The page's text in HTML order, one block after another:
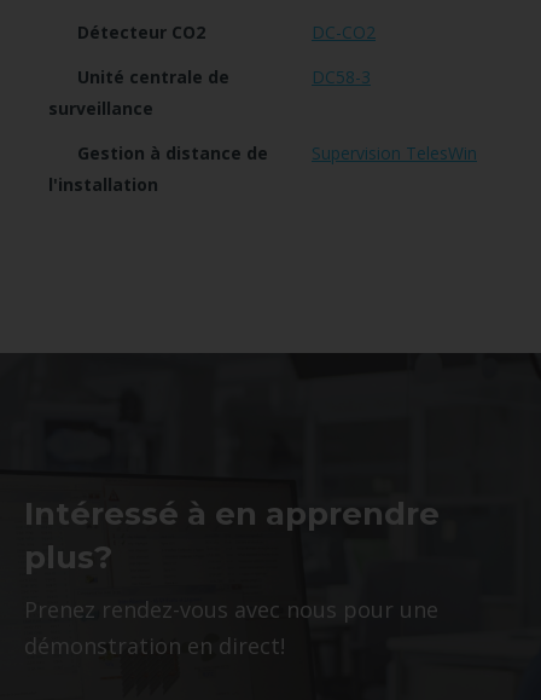
Détecteur CO2
DC-CO2
Unité centrale de
surveillance
DC58-3
Gestion à distance de
l'installation
Supervision TelesWin
Intéressé à en apprendre
plus?
Prenez rendez-vous avec nous pour une
démonstration en direct!